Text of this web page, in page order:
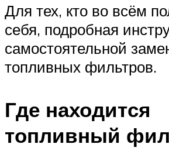
Для тех, кто во всём
себя, подробная
самостоятельной
топливных фильтров.
Где находится
топливный